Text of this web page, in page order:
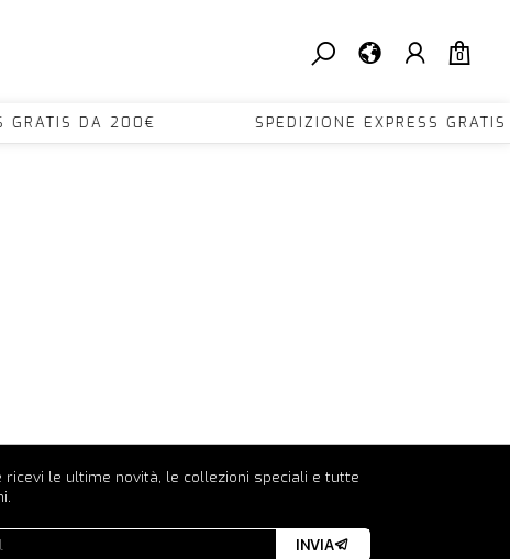
0
GRATIS DA 200€ SPEDIZIONE
ricevi le ultime novità, le collezioni speciali e tutte
INVIA